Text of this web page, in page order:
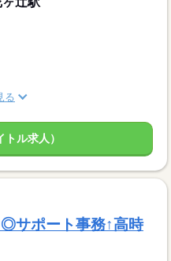
る
ル求人）
サポート事務↑高時